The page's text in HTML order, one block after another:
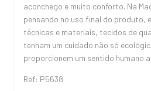
aconchego e muito conforto. Na
pensando no uso final do produto,
técnicas e materiais, tecidos de
tenham um cuidado não só
proporcionem um sentido humano
Ref: P5638